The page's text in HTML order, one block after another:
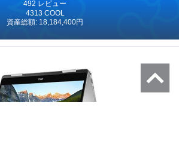
492 レビュー
4313 COOL
資産総額: 18,184,400円